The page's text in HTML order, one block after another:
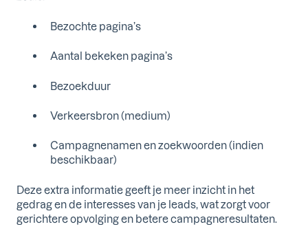
Bezochte pagina’s
Aantal bekeken pagina’s
Bezoekduur
Verkeersbron (medium)
Campagnenamen en zoekwoorden (indien
beschikbaar)
Deze extra informatie geeft je meer inzicht in het
gedrag en de interesses van je leads, wat zorgt voor
gerichtere opvolging en betere campagneresultaten.